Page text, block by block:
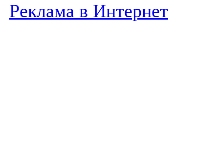
Реклама в Интернет